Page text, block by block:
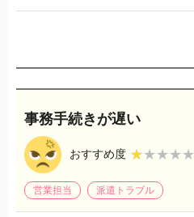
事務手続きが遅い
おすすめ度 ★★★★★
★★★★★
営業担当 派遣トラブル